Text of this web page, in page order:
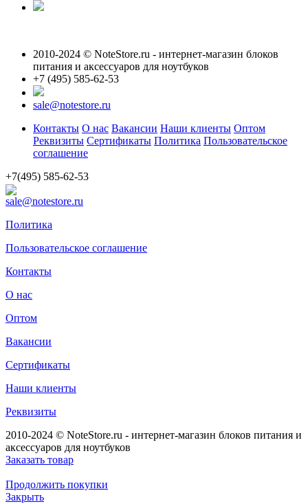
2010-2024 © NoteStore.ru - интернет-магазин блоков
питания и аксессуаров для ноутбуков
+7 (495) 585-62-53
sale@notestore.ru
Контакты О нас Вакансии Наши клиенты Оптом
Реквизиты Сертификаты Политика Пользовательское
соглашение
+7(495) 585-62-53
sale@notestore.ru
Политика
Пользовательское соглашение
Контакты
О нас
Оптом
Вакансии
Сертификаты
Наши клиенты
Реквизиты
2010-2024 © NoteStore.ru - интернет-магазин блоков питания и
аксессуаров для ноутбуков
Заказать товар
Продолжить покупки
Закрыть